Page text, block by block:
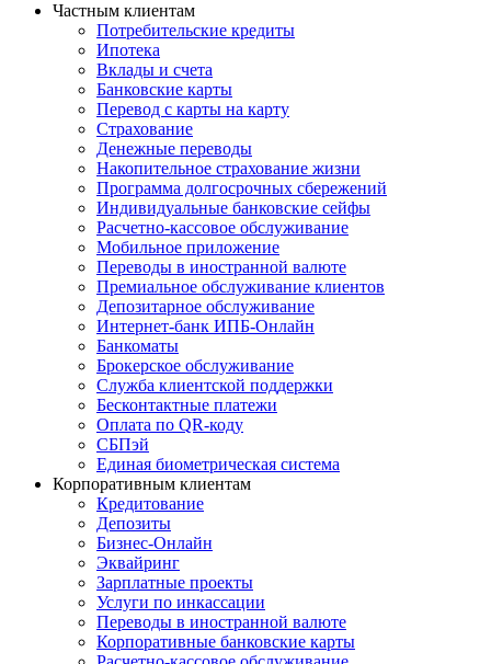
Частным клиентам
Потребительские кредиты
Ипотека
Вклады и счета
Банковские карты
Перевод с карты на карту
Страхование
Денежные переводы
Накопительное страхование жизни
Программа долгосрочных сбережений
Индивидуальные банковские сейфы
Расчетно-кассовое обслуживание
Мобильное приложение
Переводы в иностранной валюте
Премиальное обслуживание клиентов
Депозитарное обслуживание
Интернет-банк ИПБ-Онлайн
Банкоматы
Брокерское обслуживание
Служба клиентской поддержки
Бесконтактные платежи
Оплата по QR-коду
СБПэй
Единая биометрическая система
Корпоративным клиентам
Кредитование
Депозиты
Бизнес-Онлайн
Эквайринг
Зарплатные проекты
Услуги по инкассации
Переводы в иностранной валюте
Корпоративные банковские карты